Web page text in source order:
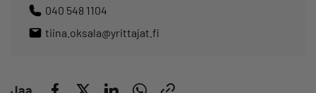
040 548 1104
tiina.oksala@yrittajat.fi
Jaa